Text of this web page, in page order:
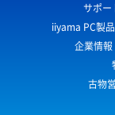
サポー
iiyama PC製
企業情報
古物